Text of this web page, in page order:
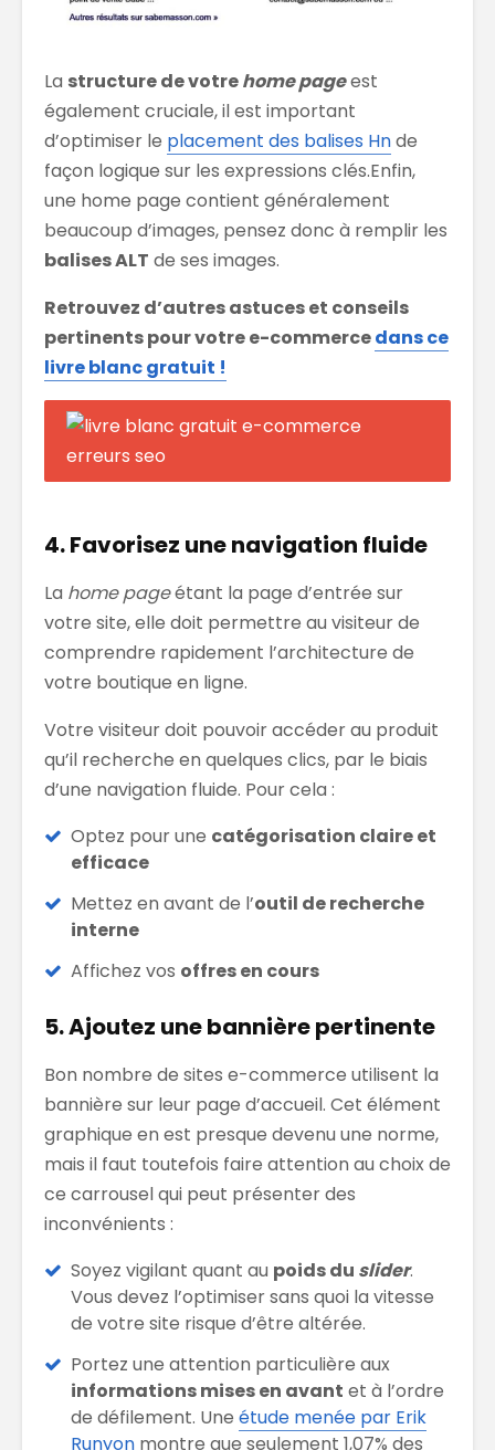
La structure de votrehome pageest
également cruciale, il est important
d’optimiser le placement des balises Hnde
façon logique sur les expressions clés.Enfin,
une home page contient généralement
beaucoup d’images, pensez donc à remplir les
balises ALT de ses images.
Retrouvez d’autres astuces et conseils
pertinents pour votre e-commercedans ce
livre blanc gratuit !
4. Favorisez une navigation fluide
La home pageétant la page d’entrée sur
votre site, elle doit permettre au visiteur de
comprendre rapidement l’architecture de
votre boutique en ligne.
Votre visiteur doit pouvoir accéder au produit
qu’il recherche en quelques clics, par le biais
d’une navigation fluide. Pour cela :
Optez pour une catégorisation claire et
efficace
Mettez en avant de l’outil de recherche
interne
Affichez vos offres en cours
5. Ajoutez une bannière pertinente
Bon nombre de sites e-commerce utilisent la
bannière sur leur page d’accueil. Cet élément
graphique en est presque devenu une norme,
mais il faut toutefois faire attention au choix de
ce carrousel qui peut présenter des
inconvénients :
Soyez vigilant quant au poids du slider.
Vous devez l’optimiser sans quoi la vitesse
de votre site risque d’être altérée.
Portez une attention particulière aux
informations mises en avant et à l’ordre
de défilement. Une étude menée par Erik
Runyon montre que seulement 1,07% des